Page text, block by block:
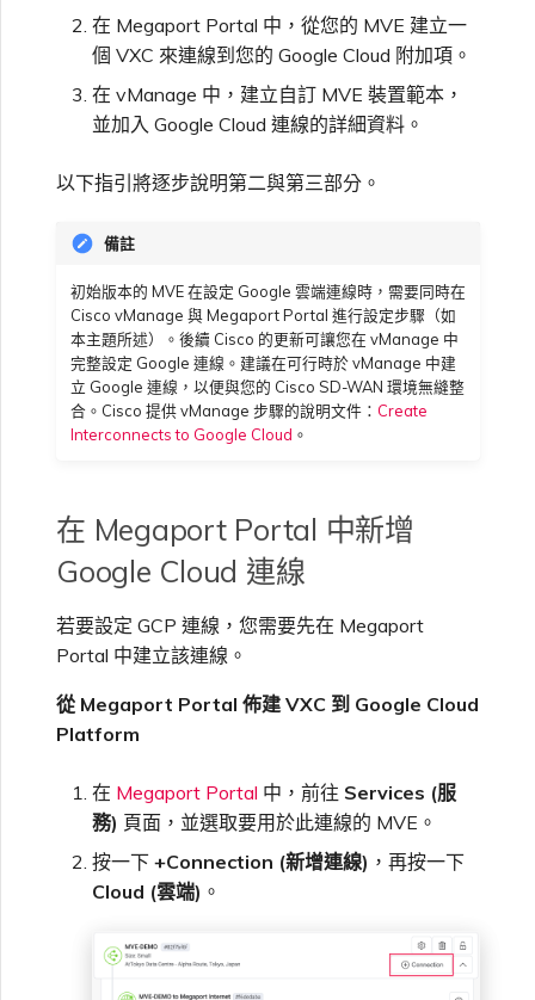
Wasabi
Juniper
Peplink FusionHub
Versa SD-WAN
VMware SD-WAN
MVE 常見問題
從 MCR 建立至 Azure 的
從 MVE 建立至 AWS 的 VXC
從 MVE 建立至 Google 的
遷移 VXC 和 IX
關閉 VXC 和 IX
監控服務狀態
Azure 服務金鑰 API 回應欄
Megaport Portal 驗證常見
X-Auth Token 淘汰常見問題
API 淘汰常見問題
單一登入（SSO）功能與使
用說明
單一登入（SSO）常見問題
疑難排解後續步驟
提供偵錯資訊以加快支援回應
在 Megaport Portal 中，從您的 MVE 建立一
個 VXC 來連線到您的 Google Cloud 附加項。
在 vManage 中，建立自訂 MVE 裝置範本，
並加入 Google Cloud 連線的詳細資料。
以下指引將逐步說明第二與第三部分。
備註
初始版本的 MVE 在設定 Google 雲端連線時，需要同時在
Cisco vManage 與 Megaport Portal 進行設定步驟（如
本主題所述）。後續 Cisco 的更新可讓您在 vManage 中
完整設定 Google 連線。建議在可行時於 vManage 中建
立 Google 連線，以便與您的 Cisco SD-WAN 環境無縫整
合。Cisco 提供 vManage 步驟的說明文件： Create
Interconnects to Google Cloud 。
在 Megaport Portal 中新增
Google Cloud 連線
若要設定 GCP 連線，您需要先在 Megaport
Portal 中建立該連線。
從 Megaport Portal 佈建 VXC 到 Google Cloud
Platform
在 Megaport Portal 中，前往 Services (服
務) 頁面，並選取要用於此連線的 MVE。
按一下 +Connection (新增連線) ，再按一下
Cloud (雲端) 。